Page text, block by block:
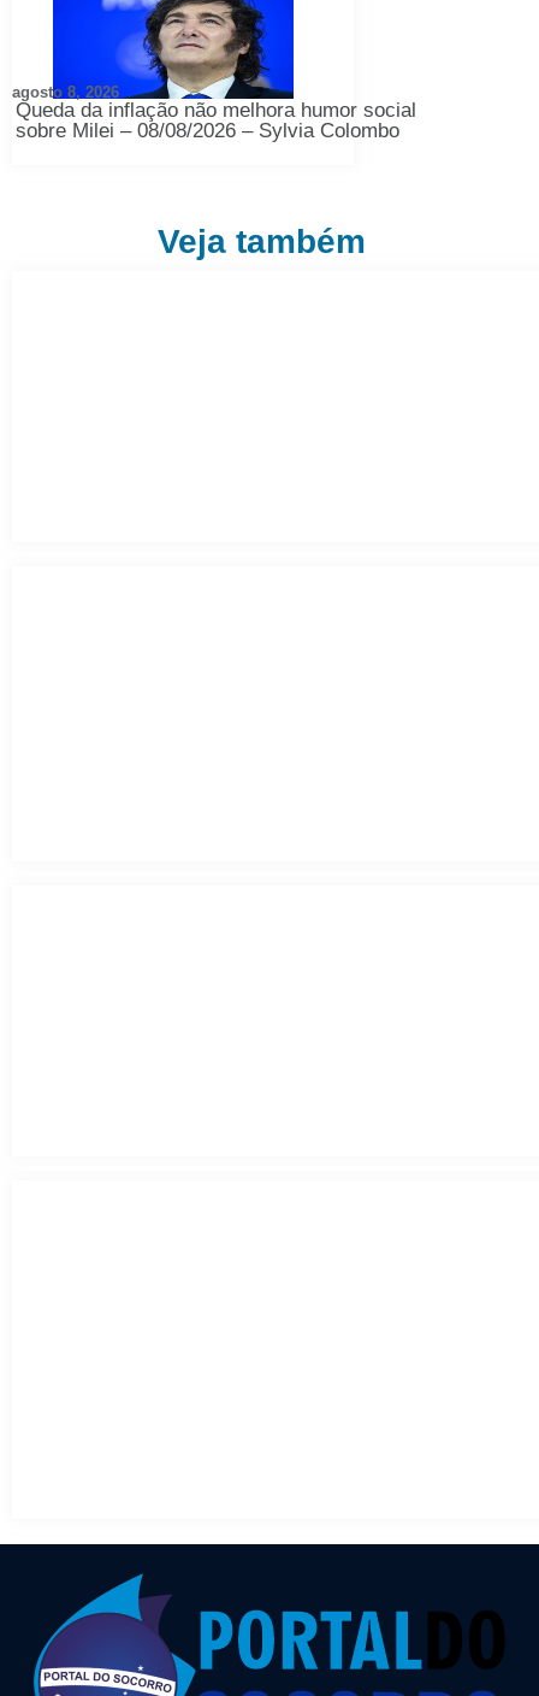
Queda da inflação não melhora humor social
sobre Milei – 08/08/2026 – Sylvia Colombo
agosto 8, 2026
Veja também